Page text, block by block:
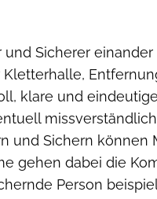
Sicherer
klare und
und Sichern können
gehen dabei die
Person